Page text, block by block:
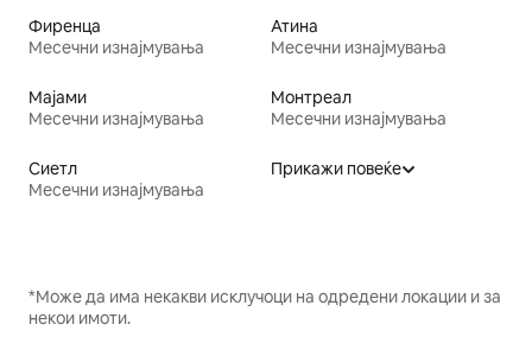
Фиренца
Месечни изнајмувања
Атина
Месечни изнајмувања
Мајами
Месечни изнајмувања
Монтреал
Месечни изнајмувања
Сиетл
Месечни изнајмувања
Прикажи повеќе
*Може да има некакви исклучоци на одредени локации и за
некои имоти.